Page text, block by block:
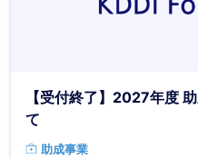
【受付終了】2027年度
て
助成事業